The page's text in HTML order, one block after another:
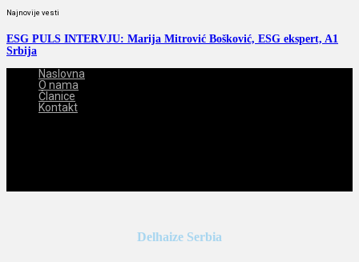
Najnovije vesti
ESG PULS INTERVJU: Marija Mitrović Bošković, ESG ekspert, A1
Srbija
Naslovna
O nama
Članice
Kontakt
Delhaize Serbia